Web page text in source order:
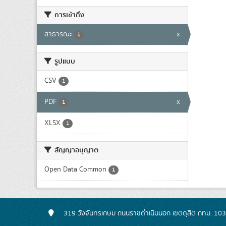
การเข้าถึง
สาธารณะ 1 x
รูปแบบ
CSV 1
PDF 1 x
XLSX 1
สัญญาอนุญาต
Open Data Common 1
319 วังจันทรเกษม ถนนราชดำเนินนอก เขตดุสิต กทม.